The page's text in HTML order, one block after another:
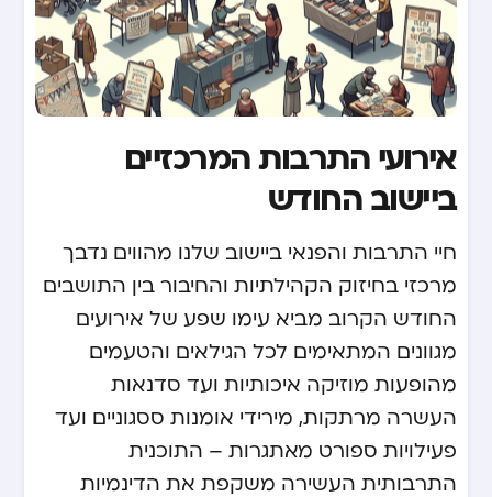
אירועי התרבות המרכזיים
ביישוב החודש
חיי התרבות והפנאי ביישוב שלנו מהווים נדבך
מרכזי בחיזוק הקהילתיות והחיבור בין התושבים.
החודש הקרוב מביא עימו שפע של אירועים
מגוונים המתאימים לכל הגילאים והטעמים.
מהופעות מוזיקה איכותיות ועד סדנאות
העשרה מרתקות, מירידי אומנות ססגוניים ועד
פעילויות ספורט מאתגרות – התוכנית
התרבותית העשירה משקפת את הדינמיות